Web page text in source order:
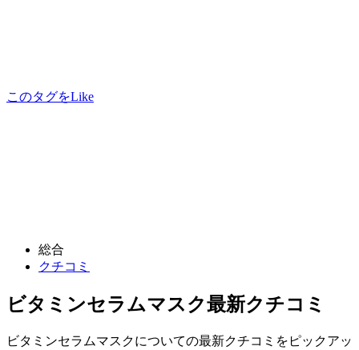
このタグをLike
総合
クチコミ
ビタミンセラムマスク最新クチコミ
ビタミンセラムマスクについての最新クチコミをピックアッ